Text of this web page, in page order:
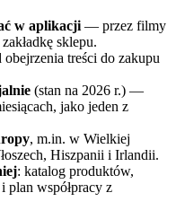
w aplikacji — przez filmy
sklepu.
obejrzenia treści do zakupu
(stan na 2026 r.) —
jako jeden z
, m.in. w Wielkiej
Hiszpanii i Irlandii.
: katalog produktów,
plan współpracy z